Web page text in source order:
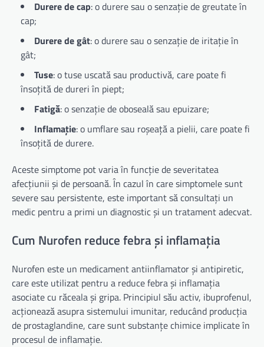
Durere de cap: o durere sau o senzație de greutate în
cap;
Durere de gât: o durere sau o senzație de iritație în
gât;
Tuse: o tuse uscată sau productivă, care poate fi
însoțită de dureri în piept;
Fatigă: o senzație de oboseală sau epuizare;
Inflamație: o umflare sau roșeață a pielii, care poate fi
însoțită de durere.
Aceste simptome pot varia în funcție de severitatea
afecțiunii și de persoană. În cazul în care simptomele sunt
severe sau persistente, este important să consultați un
medic pentru a primi un diagnostic și un tratament adecvat.
Cum Nurofen reduce febra și inflamația
Nurofen este un medicament antiinflamator și antipiretic,
care este utilizat pentru a reduce febra și inflamația
asociate cu răceala și gripa. Principiul său activ, ibuprofenul,
acționează asupra sistemului imunitar, reducând producția
de prostaglandine, care sunt substanțe chimice implicate în
procesul de inflamație.